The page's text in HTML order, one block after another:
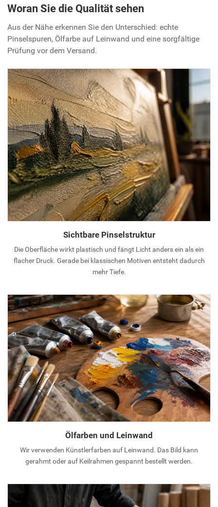
Woran Sie die Qualität sehen
Aus der Nähe erkennen Sie den Unterschied: echte
Pinselspuren, Ölfarbe auf Leinwand und eine sorgfältige
Prüfung vor dem Versand.
Sichtbare Pinselstruktur
Die Oberfläche wirkt plastisch und fängt Licht anders ein als ein
flacher Druck. Gerade bei klassischen Motiven entsteht dadurch
mehr Tiefe.
Ölfarben und Leinwand
Wir verwenden Künstlerfarben auf Leinwand. Das Bild kann
gerahmt oder auf Keilrahmen gespannt bestellt werden.